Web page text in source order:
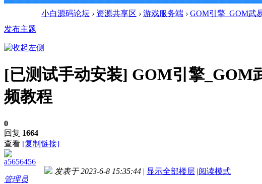
小白源码论坛 › 资源共享区 › 游戏服务端 › GOM引擎_GOM武
发布主题
[已测试手动安装] GOM引擎_GOM
频教程
0
回复 1664
查看 [复制链接]
a5656456
管理员
发表于 2023-6-8 15:35:44 | 显示全部楼层 |阅读模式